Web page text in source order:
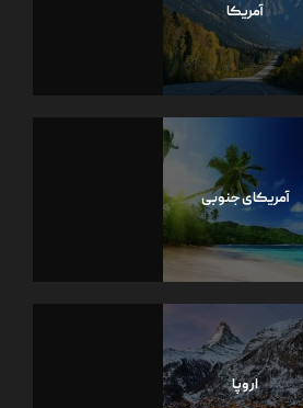
آمریکا
آمریکای جنوبی
اروپا